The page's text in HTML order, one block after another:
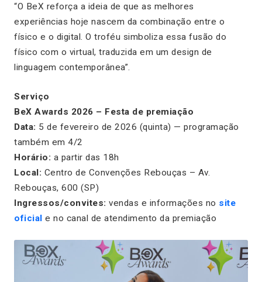
“O BeX reforça a ideia de que as melhores
experiências hoje nascem da combinação entre o
físico e o digital. O troféu simboliza essa fusão do
físico com o virtual, traduzida em um design de
linguagem contemporânea”.
Serviço
BeX Awards 2026 – Festa de premiação
Data: 5 de fevereiro de 2026 (quinta) — programação
também em 4/2
Horário: a partir das 18h
Local: Centro de Convenções Rebouças – Av.
Rebouças, 600 (SP)
Ingressos/convites: vendas e informações no site
oficial e no canal de atendimento da premiação